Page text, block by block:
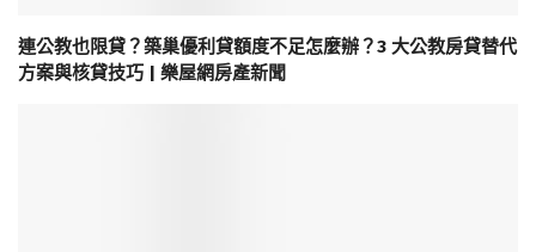
連公教也限貸？築巢優利貸額度不足怎麼辦？3 大公教房貸替代
方案與核貸技巧 | 樂屋網房產新聞